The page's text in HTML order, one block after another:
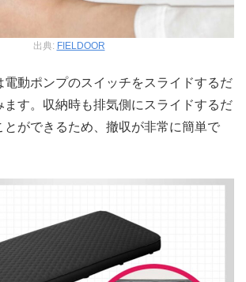
出典: FIELDOOR
電動ポンプのスイッチをスライドするだ
ます。収納時も排気側にスライドするだ
とができるため、撤収が非常に簡単で